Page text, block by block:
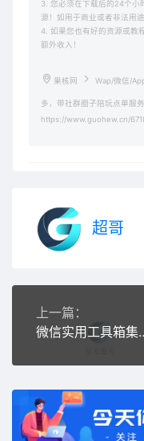
3. 您必须在下载后的24个小
源！如用于商业或者非法用
4. 如果您也有好的资源或教
额外收入！
果核网 Wap/微信/
多，带社群圈子陪玩点单服
https://www.guohew.cn/
超哥
上一篇：
微信实用